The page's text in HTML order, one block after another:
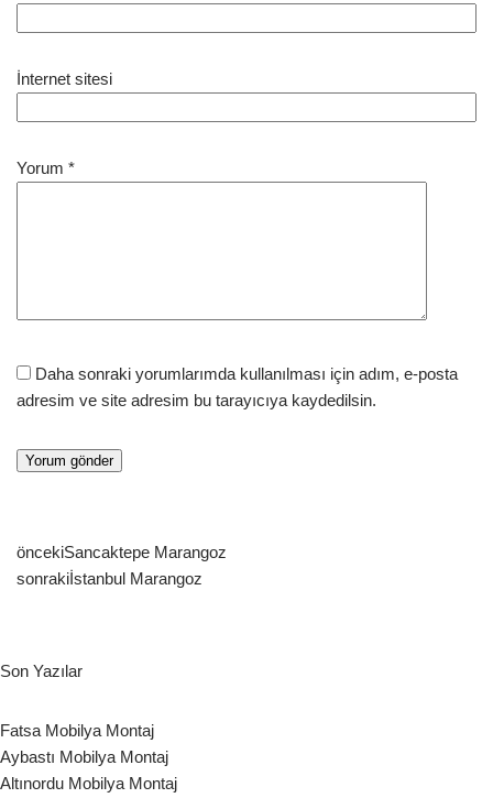
İnternet sitesi
Yorum *
Daha sonraki yorumlarımda kullanılması için adım, e-posta
adresim ve site adresim bu tarayıcıya kaydedilsin.
öncekiSancaktepe Marangoz
sonrakiİstanbul Marangoz
Son Yazılar
Fatsa Mobilya Montaj
Aybastı Mobilya Montaj
Altınordu Mobilya Montaj